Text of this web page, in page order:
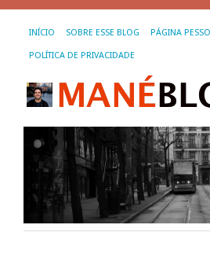
INÍCIO SOBRE ESSE BLOG PÁGINA
POLÍTICA DE PRIVACIDADE